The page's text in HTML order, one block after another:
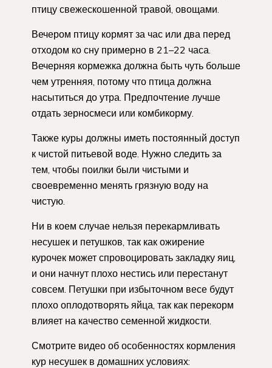
птицу свежескошенной травой, овощами.
Вечером птицу кормят за час или два перед
отходом ко сну примерно в 21–22 часа.
Вечерняя кормежка должна быть чуть больше
чем утренняя, потому что птица должна
насытиться до утра. Предпочтение лучше
отдать зерносмеси или комбикорму.
Также куры должны иметь постоянный доступ
к чистой питьевой воде. Нужно следить за
тем, чтобы поилки были чистыми и
своевременно менять грязную воду на
чистую.
Ни в коем случае нельзя перекармливать
несушек и петушков, так как ожирение
курочек может спровоцировать закладку яиц,
и они начнут плохо нестись или перестанут
совсем. Петушки при избыточном весе будут
плохо оплодотворять яйца, так как перекорм
влияет на качество семенной жидкости.
Смотрите видео об особенностях кормления
кур несушек в домашних условиях: